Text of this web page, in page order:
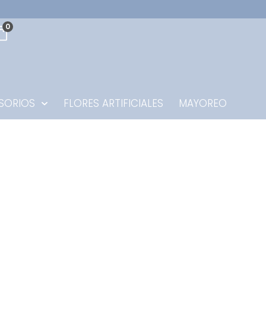
0
FLORES ARTIFICIALES MAYOREO